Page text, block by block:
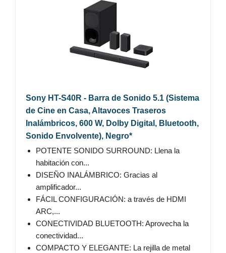
Sony HT-S40R - Barra de Sonido 5.1 (Sistema
de Cine en Casa, Altavoces Traseros
Inalámbricos, 600 W, Dolby Digital, Bluetooth,
Sonido Envolvente), Negro*
POTENTE SONIDO SURROUND: Llena la
habitación con...
DISEÑO INALÁMBRICO: Gracias al
amplificador...
FÁCIL CONFIGURACIÓN: a través de HDMI
ARC,...
CONECTIVIDAD BLUETOOTH: Aprovecha la
conectividad...
COMPACTO Y ELEGANTE: La rejilla de metal